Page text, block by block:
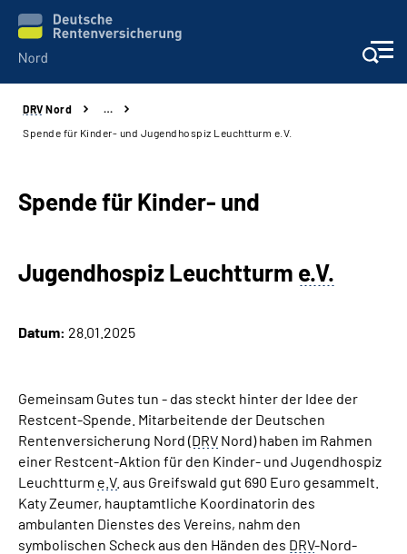
Aktuelles
Beratung und Kontakt
Presse
Online-Services
Inhalte in Gebärdensprache (DGS)
Leichte Sprache
DRV Nord
…
Spende für Kinder- und Jugendhospiz Leuchtturm e.V.
Spende für Kinder- und
Jugendhospiz Leuchtturm e.V.
Datum: 28.01.2025
Gemeinsam Gutes tun - das steckt hinter der Idee der
Restcent-Spende. Mitarbeitende der Deutschen
Rentenversicherung Nord (DRV Nord) haben im Rahmen
einer Restcent-Aktion für den Kinder- und Jugendhospiz
Leuchtturm e.V. aus Greifswald gut 690 Euro gesammelt.
Katy Zeumer, hauptamtliche Koordinatorin des
ambulanten Dienstes des Vereins, nahm den
symbolischen Scheck aus den Händen des DRV-Nord-